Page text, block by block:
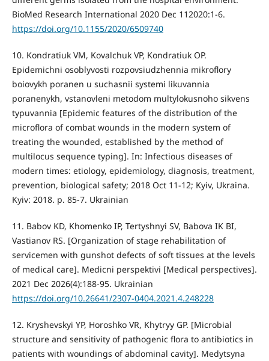
BioMed Research International 2020 Dec 112020:1-6.
https://doi.org/10.1155/2020/6509740
10. Kondratiuk VM, Kovalchuk VP, Kondratiuk OP.
Epidemichni osoblyvosti rozpovsiudzhennia mikroflory
boiovykh poranen u suchasnii systemi likuvannia
poranenykh, vstanovleni metodom multylokusnoho sikvens
typuvannia [Epidemic features of the distribution of the
microflora of combat wounds in the modern system of
treating the wounded, established by the method of
multilocus sequence typing]. In: Infectious diseases of
modern times: etiology, epidemiology, diagnosis, treatment,
prevention, biological safety; 2018 Oct 11-12; Kyiv, Ukraina.
Kyiv: 2018. p. 85-7. Ukrainian
11. Babov KD, Khomenko IP, Tertyshnyi SV, Babova IK BI,
Vastianov RS. [Organization of stage rehabilitation of
servicemen with gunshot defects of soft tissues at the levels
of medical care]. Medicni perspektivi [Medical perspectives].
2021 Dec 2026(4):188-95. Ukrainian
https://doi.org/10.26641/2307-0404.2021.4.248228
12. Kryshevskyi YP, Horoshko VR, Khytryy GP. [Microbial
structure and sensitivity of pathogenic flora to antibiotics in
patients with woundings of abdominal cavity]. Medytsyna